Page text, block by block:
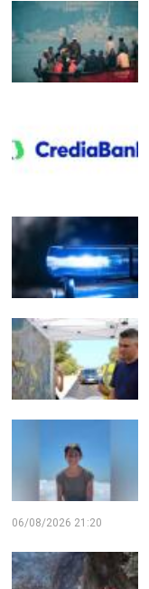
06/08/2026 21:20